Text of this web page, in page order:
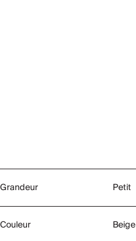
Grandeur Petit
Couleur Beige